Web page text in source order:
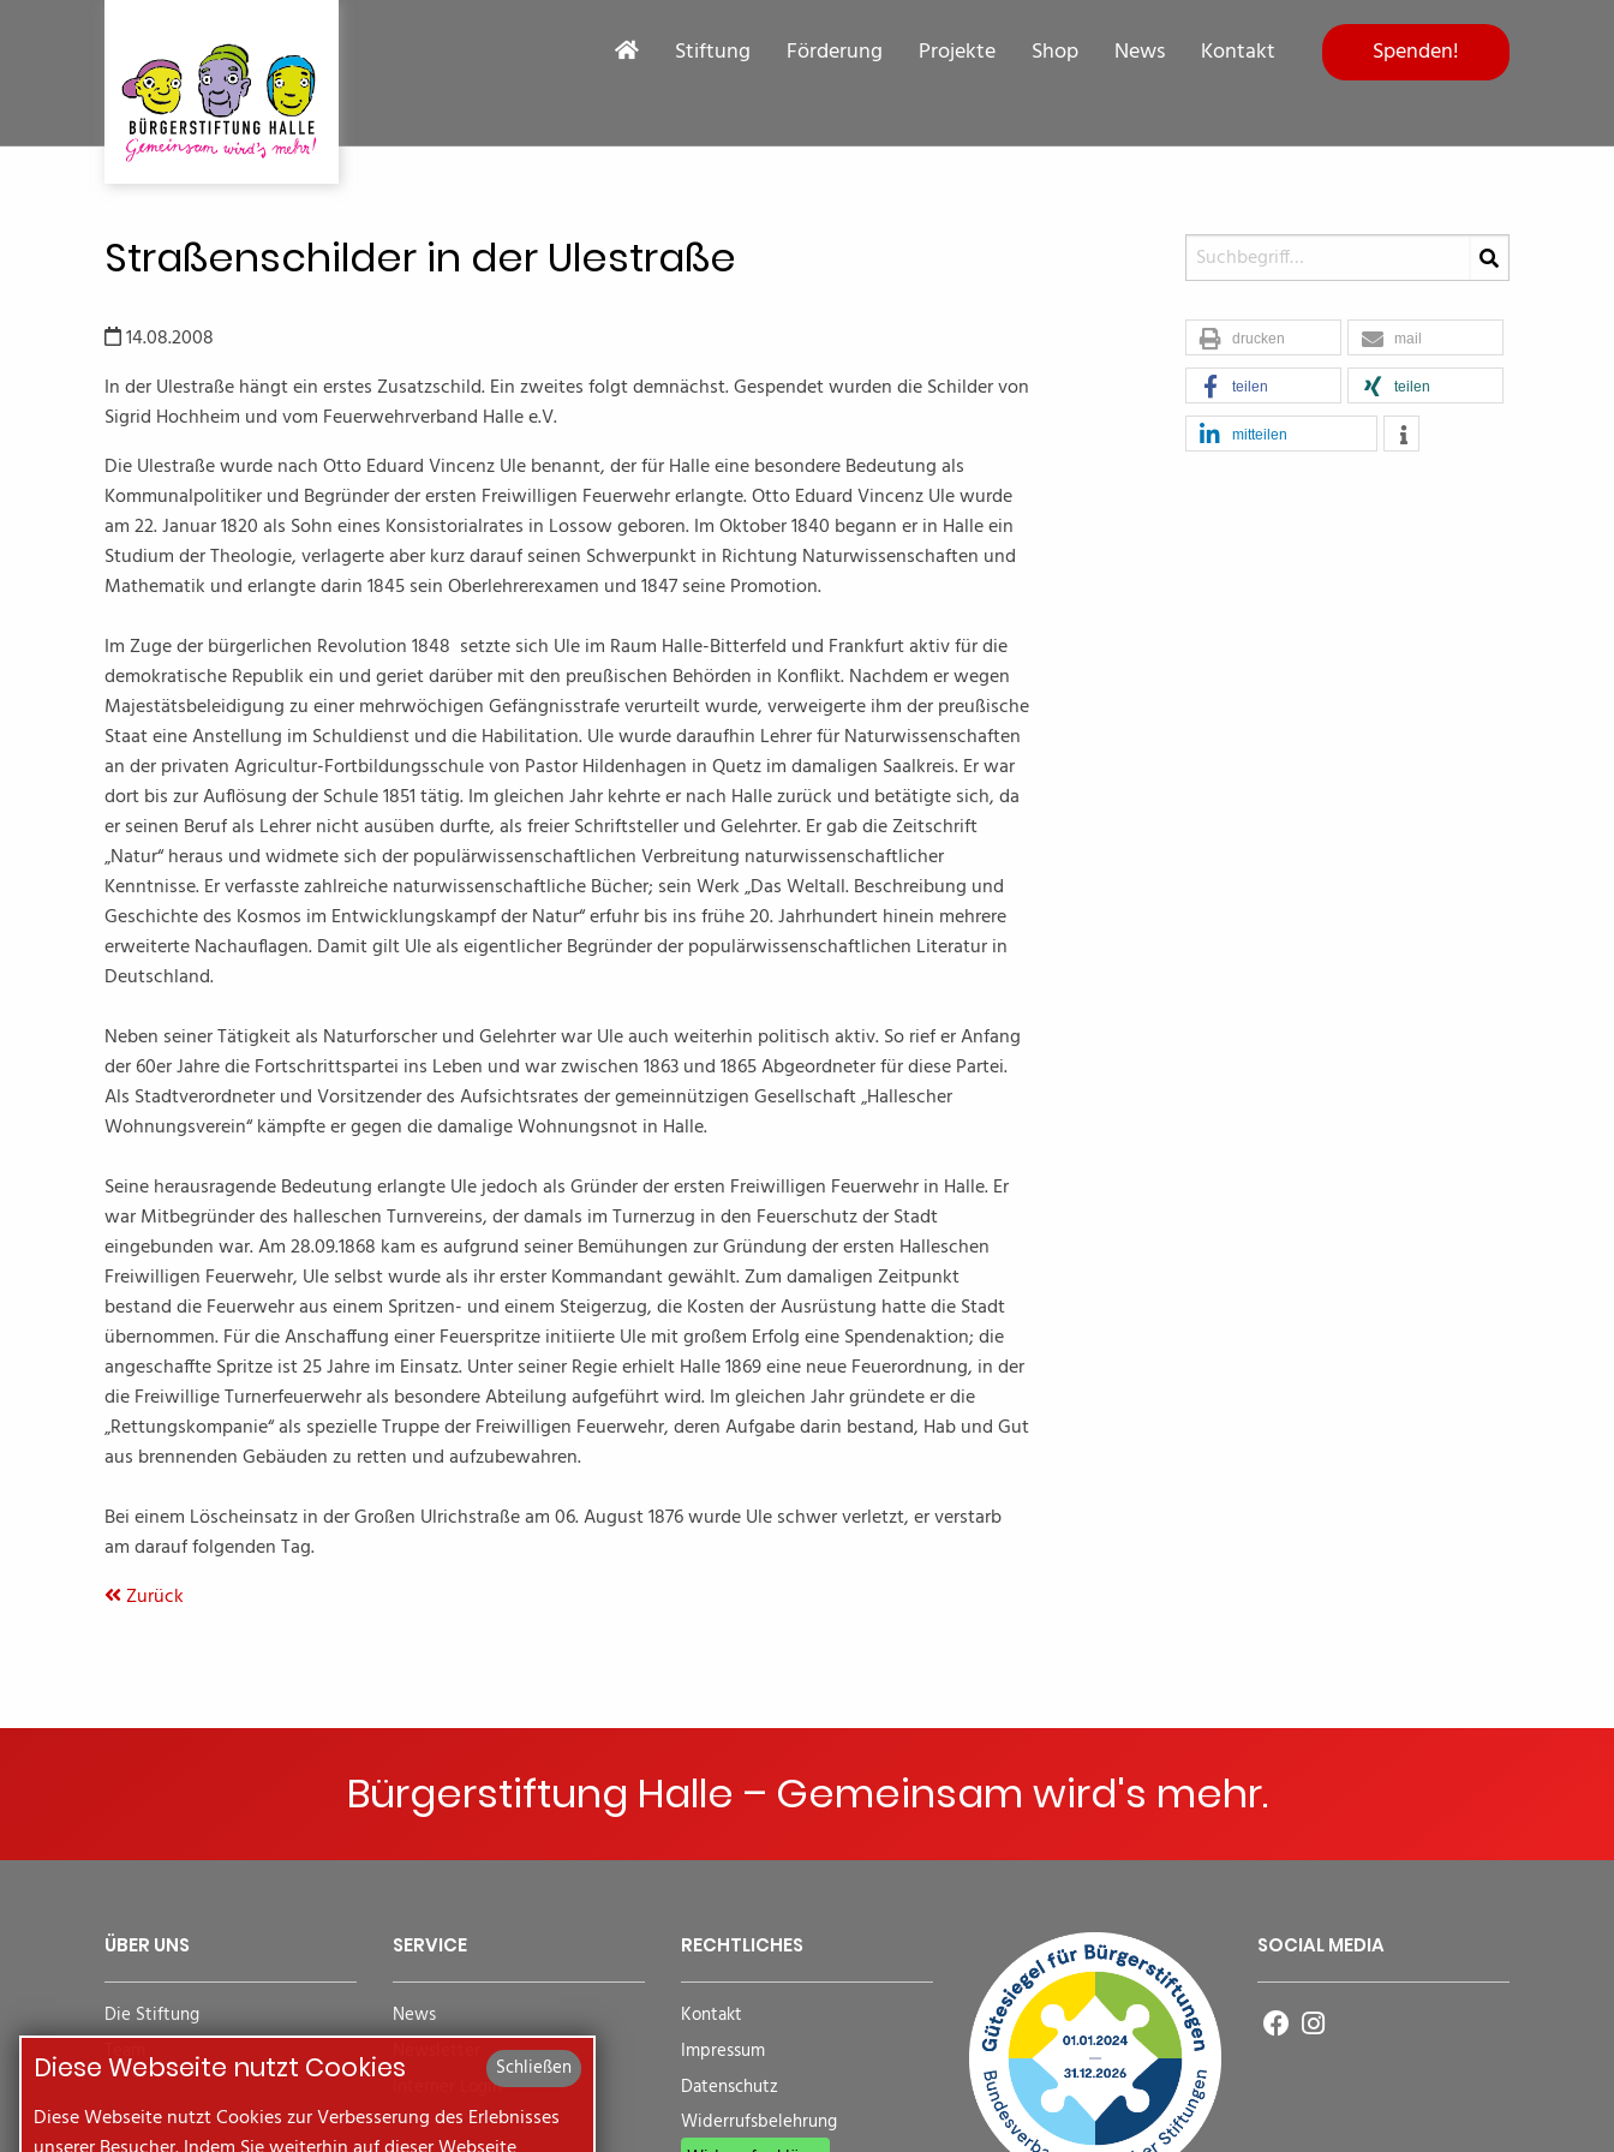
Spenden!
Stiftung Förderung Projekte Shop News Kontakt
Straßenschilder in der Ulestraße
14.08.2008
In der Ulestraße hängt ein erstes Zusatzschild. Ein zweites folgt demnächst. Gespendet wurden die Schilder von
Sigrid Hochheim und vom Feuerwehrverband Halle e.V.
Die Ulestraße wurde nach Otto Eduard Vincenz Ule benannt, der für Halle eine besondere Bedeutung als
Kommunalpolitiker und Begründer der ersten Freiwilligen Feuerwehr erlangte. Otto Eduard Vincenz Ule wurde
am 22. Januar 1820 als Sohn eines Konsistorialrates in Lossow geboren. Im Oktober 1840 begann er in Halle ein
Studium der Theologie, verlagerte aber kurz darauf seinen Schwerpunkt in Richtung Naturwissenschaften und
Mathematik und erlangte darin 1845 sein Oberlehrerexamen und 1847 seine Promotion.
Im Zuge der bürgerlichen Revolution 1848 setzte sich Ule im Raum Halle-Bitterfeld und Frankfurt aktiv für die
demokratische Republik ein und geriet darüber mit den preußischen Behörden in Konflikt. Nachdem er wegen
Majestätsbeleidigung zu einer mehrwöchigen Gefängnisstrafe verurteilt wurde, verweigerte ihm der preußische
Staat eine Anstellung im Schuldienst und die Habilitation. Ule wurde daraufhin Lehrer für Naturwissenschaften
an der privaten Agricultur-Fortbildungsschule von Pastor Hildenhagen in Quetz im damaligen Saalkreis. Er war
dort bis zur Auflösung der Schule 1851 tätig. Im gleichen Jahr kehrte er nach Halle zurück und betätigte sich, da
er seinen Beruf als Lehrer nicht ausüben durfte, als freier Schriftsteller und Gelehrter. Er gab die Zeitschrift
„Natur“ heraus und widmete sich der populärwissenschaftlichen Verbreitung naturwissenschaftlicher
Kenntnisse. Er verfasste zahlreiche naturwissenschaftliche Bücher; sein Werk „Das Weltall. Beschreibung und
Geschichte des Kosmos im Entwicklungskampf der Natur“ erfuhr bis ins frühe 20. Jahrhundert hinein mehrere
erweiterte Nachauflagen. Damit gilt Ule als eigentlicher Begründer der populärwissenschaftlichen Literatur in
Deutschland.
Neben seiner Tätigkeit als Naturforscher und Gelehrter war Ule auch weiterhin politisch aktiv. So rief er Anfang
der 60er Jahre die Fortschrittspartei ins Leben und war zwischen 1863 und 1865 Abgeordneter für diese Partei.
Als Stadtverordneter und Vorsitzender des Aufsichtsrates der gemeinnützigen Gesellschaft „Hallescher
Wohnungsverein“ kämpfte er gegen die damalige Wohnungsnot in Halle.
Seine herausragende Bedeutung erlangte Ule jedoch als Gründer der ersten Freiwilligen Feuerwehr in Halle. Er
war Mitbegründer des halleschen Turnvereins, der damals im Turnerzug in den Feuerschutz der Stadt
eingebunden war. Am 28.09.1868 kam es aufgrund seiner Bemühungen zur Gründung der ersten Halleschen
Freiwilligen Feuerwehr, Ule selbst wurde als ihr erster Kommandant gewählt. Zum damaligen Zeitpunkt
bestand die Feuerwehr aus einem Spritzen- und einem Steigerzug, die Kosten der Ausrüstung hatte die Stadt
übernommen. Für die Anschaffung einer Feuerspritze initiierte Ule mit großem Erfolg eine Spendenaktion; die
angeschaffte Spritze ist 25 Jahre im Einsatz. Unter seiner Regie erhielt Halle 1869 eine neue Feuerordnung, in der
die Freiwillige Turnerfeuerwehr als besondere Abteilung aufgeführt wird. Im gleichen Jahr gründete er die
„Rettungskompanie“ als spezielle Truppe der Freiwilligen Feuerwehr, deren Aufgabe darin bestand, Hab und Gut
aus brennenden Gebäuden zu retten und aufzubewahren.
Bei einem Löscheinsatz in der Großen Ulrichstraße am 06. August 1876 wurde Ule schwer verletzt, er verstarb
am darauf folgenden Tag.
Zurück
drucken mail
teilen teilen
mitteilen
Bürgerstiftung Halle – Gemeinsam wird's mehr.
ÜBER UNS
Die Stiftung
SERVICE
News
Interner Login
RECHTLICHES
Kontakt
Impressum
Datenschutz
Widerrufsbelehrung
SOCIAL MEDIA
Schließen
Diese Webseite nutzt Cookies
Diese Webseite nutzt Cookies zur Verbesserung des Erlebnisses